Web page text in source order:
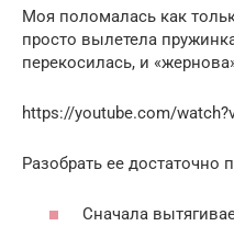
Моя поломалась как
просто вылетела
перекосилась, и
https://youtube.com/
Разобрать ее достаточно
Сначала